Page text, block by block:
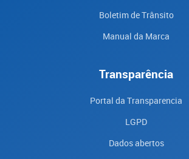
Boletim de Trânsito
Manual da Marca
Transparência
Portal da Transparencia
LGPD
Dados abertos